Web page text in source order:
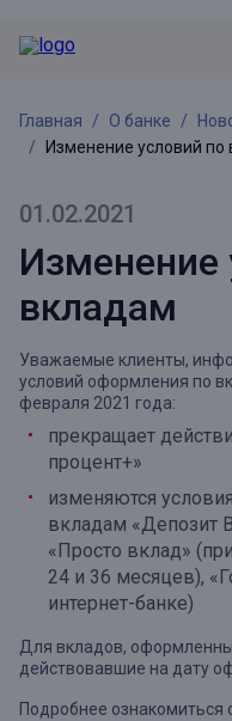
Главная О банке
Изменение условий по
01.02.2021
Изменение
вкладам
Уважаемые клиенты,
условий оформления по
февраля 2021 года:
прекращает
процент+»
изменяются
вкладам «Депозит
«Просто вклад»
24 и 36 месяцев),
интернет-банке)
Для вкладов,
действовавшие на дату
Подробнее